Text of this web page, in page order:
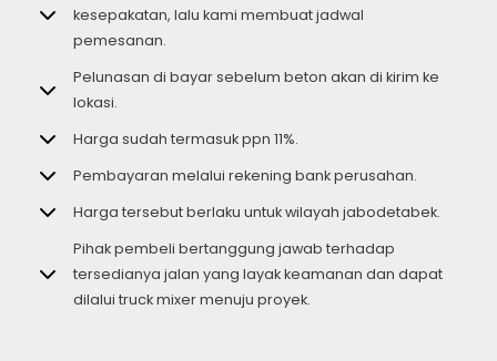
kesepakatan, lalu kami membuat jadwal
pemesanan.
Pelunasan di bayar sebelum beton akan di kirim ke
lokasi.
Harga sudah termasuk ppn 11%.
Pembayaran melalui rekening bank perusahan.
Harga tersebut berlaku untuk wilayah jabodetabek.
Pihak pembeli bertanggung jawab terhadap
tersedianya jalan yang layak keamanan dan dapat
dilalui truck mixer menuju proyek.